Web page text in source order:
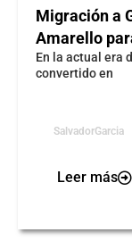
Migración a
Amarello
En la actual era
convertido en
SalvadorGarcia
Leer más